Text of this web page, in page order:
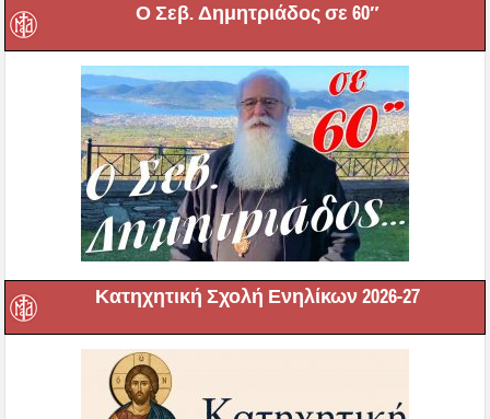
Ο Σεβ. Δημητριάδος σε 60″
Κατηχητική Σχολή Ενηλίκων 2026-27